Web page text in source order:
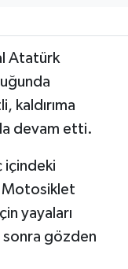
Atatürk
kaldırıma
devam etti.
içindeki
Motosiklet
yayaları
gözden